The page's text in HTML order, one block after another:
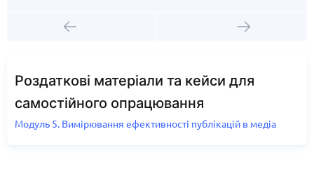
Роздаткові матеріали та кейси для
самостійного опрацювання
Модуль 5. Вимірювання ефективності публікацій в медіа